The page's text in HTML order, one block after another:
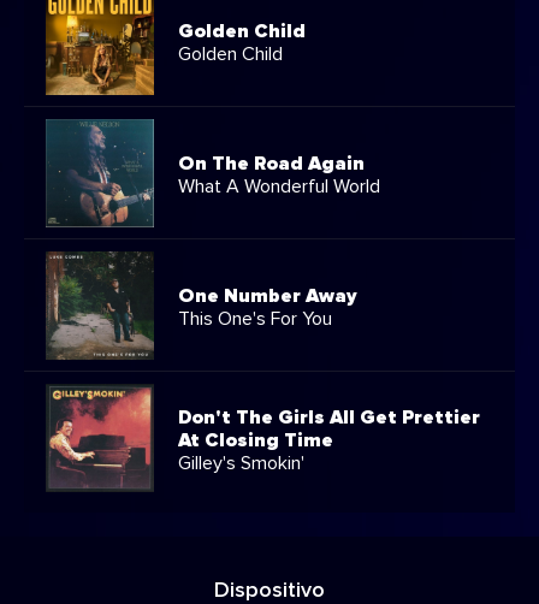
Golden Child
Golden Child
On The Road Again
What A Wonderful World
One Number Away
This One's For You
Don't The Girls All Get Prettier
At Closing Time
Gilley's Smokin'
Dispositivo